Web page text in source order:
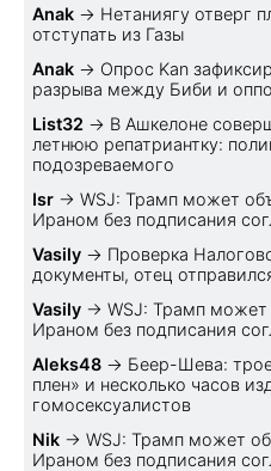
Anak → Нетаниягу отверг
отступать из Газы
Anak → Опрос Kan
разрыва между Биби и
List32 → В Ашкелоне
летнюю репатриантку:
подозреваемого
Isr → WSJ: Трамп может
Ираном без подписания
Vasily → Проверка
документы, отец
Vasily → WSJ: Трамп может
Ираном без подписания
Aleks48 → Беер-Шева:
плен» и несколько часов
гомосексуалистов
Nik → WSJ: Трамп может
Ираном без подписания